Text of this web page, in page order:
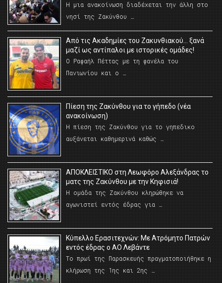
Η μια ανακοίνωση διαδέχεται την άλλη στο
νησί της Ζακύνθου …
Από τις Ακαδημίες του Ζακυνθιακού… ξανά
μαζί ως αντίπαλοι με ιστορικές ομάδες!
Ο Ραφαήλ Πέττας με τη φανέλα του
Πανιωνίου και ο …
Πίεση της Ζακύνθου για το γήπεδο (νέα
ανακοίνωση)
Η πίεση της Ζακύνθου για το γηπεδικο
αυξάνεται καθημερινά καθώς …
AΠΟΚΛΕΙΣΤΙΚΟ στη Λεωφόρο Αλεξάνδρας το
ματς της Ζακύνθου με την Κηφισιά!
Η ομάδα της Ζακύνθου κληρώθηκε να
αγωνιστεί εντός έδρας για …
Κύπελλο Ερασιτεχνών: Με Ατρόμητο Πατρών
εντός έδρας ο ΑΟ Λεβάντε
Το πρωί της Παρασκευής πραγματοποιήθηκε η
κλήρωση της 1ης και 2ης …